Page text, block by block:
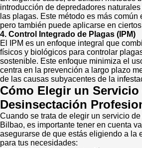
introducción de depredadores
las plagas. Este método es más común
pero también puede aplicarse en
4. Control Integrado de Plagas (IPM)
El IPM es un enfoque integral que
físicos y biológicos para controlar
sostenible. Este enfoque minimiza el
centra en la prevención a largo plazo
de las causas subyacentes de la
Cómo Elegir un Servicio
Desinsectación
Cuando se trata de elegir un servicio
Bilbao, es importante tener en cuenta
asegurarse de que estás eligiendo a la
para tus necesidades: